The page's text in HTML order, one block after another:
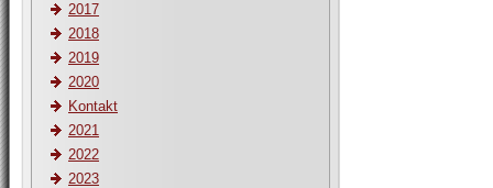
2017
2018
2019
2020
Kontakt
2021
2022
2023